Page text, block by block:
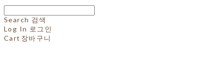
Search 검색
Log In 로그인
Cart 장바구니